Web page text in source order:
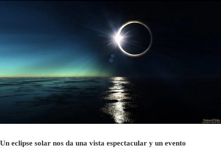
Un eclipse solar nos da una vista espectacular y un evento